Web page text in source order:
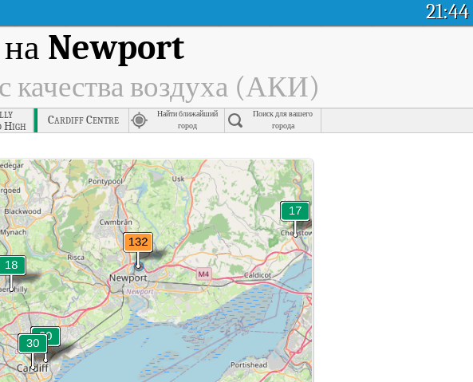
21:44
Newport
качества воздуха (АКИ)
High
Cardiff Centre
Найти ближайший
город
Поиск для вашего
города